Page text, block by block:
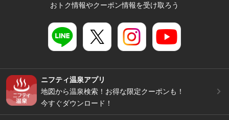
おトク情報やクーポン情報を受け取ろう
ニフティ温泉アプリ
地図から温泉検索！お得な限定クーポンも！
今すぐダウンロード！